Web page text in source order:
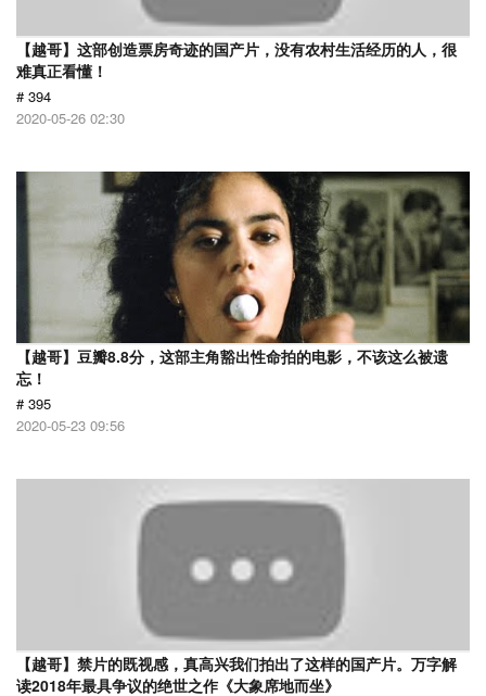
【越哥】这部创造票房奇迹的国产片，没有农村生活经历的人，很
难真正看懂！
# 394
2020-05-26 02:30
【越哥】豆瓣8.8分，这部主角豁出性命拍的电影，不该这么被遗
忘！
# 395
2020-05-23 09:56
【越哥】禁片的既视感，真高兴我们拍出了这样的国产片。万字解
读2018年最具争议的绝世之作《大象席地而坐》